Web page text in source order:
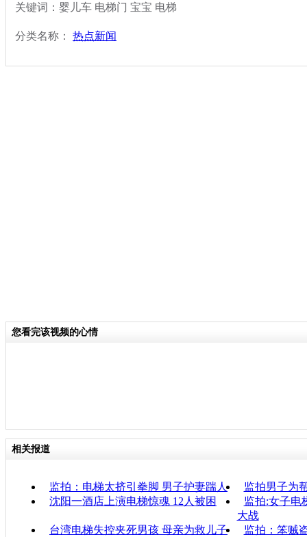
关键词：婴儿车 电梯门 宝宝 电梯
分类名称： 热点新闻
您看完该视频的心情
相关报道
监拍：电梯太挤引拳脚 男子护妻踹人
监拍男子为
沈阳一酒店上演电梯惊魂 12人被困
监拍:女子电
大战
台湾电梯失控夹死男孩 母亲为救儿子
监拍：笨贼